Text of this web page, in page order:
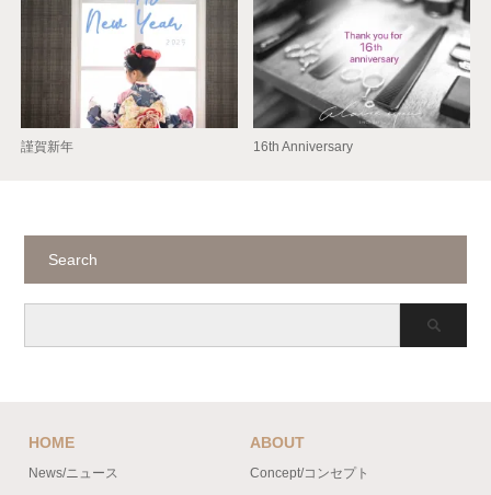
謹賀新年 16th Anniversary
Search
HOME
News/ニュース
ABOUT
Concept/コンセプト